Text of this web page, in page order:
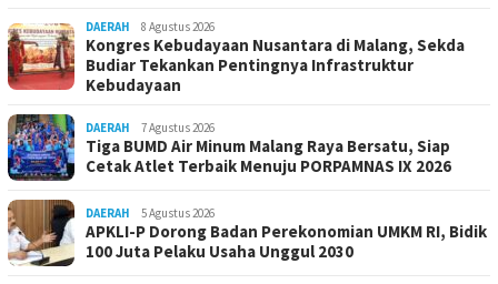
DAERAH 8 Agustus 2026
Kongres Kebudayaan Nusantara di Malang, Sekda
Budiar Tekankan Pentingnya Infrastruktur
Kebudayaan
DAERAH 7 Agustus 2026
Tiga BUMD Air Minum Malang Raya Bersatu, Siap
Cetak Atlet Terbaik Menuju PORPAMNAS IX 2026
DAERAH 5 Agustus 2026
APKLI-P Dorong Badan Perekonomian UMKM RI, Bidik
100 Juta Pelaku Usaha Unggul 2030